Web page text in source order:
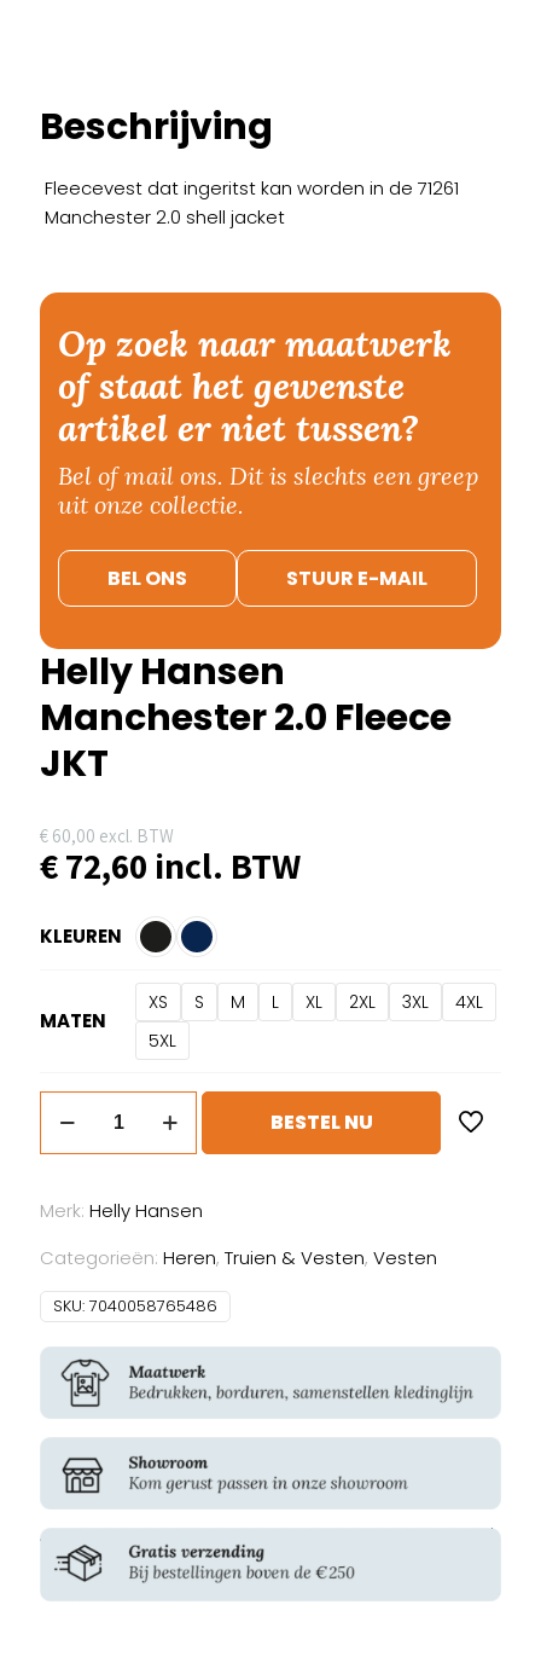
Beschrijving
Fleecevest dat ingeritst kan worden in de 71261
Manchester 2.0 shell jacket
Op zoek naar maatwerk
of staat het gewenste
artikel er niet tussen?
Bel of mail ons. Dit is slechts een greep
uit onze collectie.
BEL ONS STUUR E-MAIL
Helly Hansen
Manchester 2.0 Fleece
JKT
€ 60,00 excl. BTW
€72,60 incl. BTW
KLEUREN
MATEN
XS S M L XL 2XL 3XL
4XL
5XL
Hansen
Manchester
Fleece
JKT
aantal
BESTEL NU
Merk: Helly Hansen
Categorieën: Heren, Truien & Vesten, Vesten
SKU: 7040058765486